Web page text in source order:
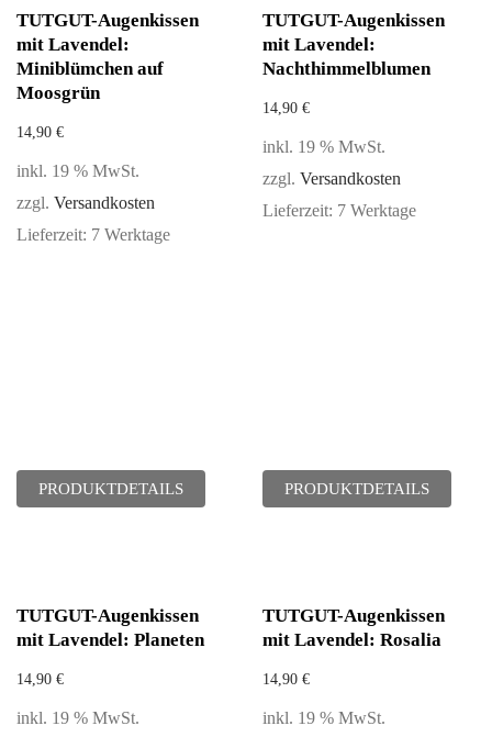
TUTGUT-Augenkissen
mit Lavendel:
Miniblümchen auf
Moosgrün
14,90 €
inkl. 19 % MwSt.
zzgl. Versandkosten
Lieferzeit: 7 Werktage
PRODUKTDETAILS
TUTGUT-Augenkissen
mit Lavendel:
Nachthimmelblumen
14,90 €
inkl. 19 % MwSt.
zzgl. Versandkosten
Lieferzeit: 7 Werktage
PRODUKTDETAILS
TUTGUT-Augenkissen
mit Lavendel: Planeten
14,90 €
inkl. 19 % MwSt.
TUTGUT-Augenkissen
mit Lavendel: Rosalia
14,90 €
inkl. 19 % MwSt.